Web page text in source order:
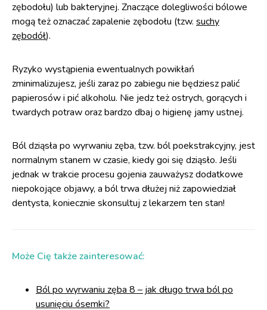
zębodołu) lub bakteryjnej. Znaczące dolegliwości bólowe
mogą też oznaczać zapalenie zębodołu (tzw. suchy
zębodół).
Ryzyko wystąpienia ewentualnych powikłań
zminimalizujesz, jeśli zaraz po zabiegu nie będziesz palić
papierosów i pić alkoholu. Nie jedz też ostrych, gorących i
twardych potraw oraz bardzo dbaj o higienę jamy ustnej.
Ból dziąsła po wyrwaniu zęba, tzw. ból poekstrakcyjny, jest
normalnym stanem w czasie, kiedy goi się dziąsło. Jeśli
jednak w trakcie procesu gojenia zauważysz dodatkowe
niepokojące objawy, a ból trwa dłużej niż zapowiedział
dentysta, koniecznie skonsultuj z lekarzem ten stan!
Może Cię także zainteresować:
Ból po wyrwaniu zęba 8 – jak długo trwa ból po
usunięciu ósemki?